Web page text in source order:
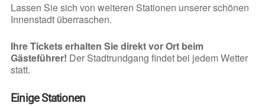
Lassen Sie sich von weiteren Stationen unserer schönen
Innenstadt überraschen.
Ihre Tickets erhalten Sie direkt vor Ort beim
Gästeführer! Der Stadtrundgang findet bei jedem Wetter
statt.
Einige Stationen